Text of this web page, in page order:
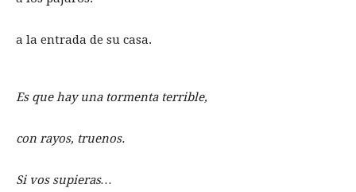
a la entrada de su casa.
Es que hay una tormenta terrible,
con rayos, truenos.
Si vos supieras…